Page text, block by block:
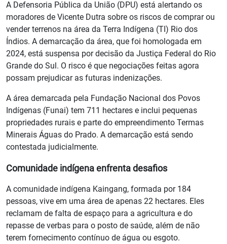
A Defensoria Pública da União (DPU) está alertando os
moradores de Vicente Dutra sobre os riscos de comprar ou
vender terrenos na área da Terra Indígena (TI) Rio dos
Índios. A demarcação da área, que foi homologada em
2024, está suspensa por decisão da Justiça Federal do Rio
Grande do Sul. O risco é que negociações feitas agora
possam prejudicar as futuras indenizações.
A área demarcada pela Fundação Nacional dos Povos
Indígenas (Funai) tem 711 hectares e inclui pequenas
propriedades rurais e parte do empreendimento Termas
Minerais Águas do Prado. A demarcação está sendo
contestada judicialmente.
Comunidade indígena enfrenta desafios
A comunidade indígena Kaingang, formada por 184
pessoas, vive em uma área de apenas 22 hectares. Eles
reclamam de falta de espaço para a agricultura e do
repasse de verbas para o posto de saúde, além de não
terem fornecimento contínuo de água ou esgoto.